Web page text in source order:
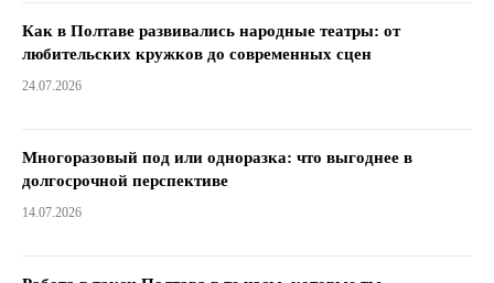
Как в Полтаве развивались народные театры: от
любительских кружков до современных сцен
24.07.2026
Многоразовый под или одноразка: что выгоднее в
долгосрочной перспективе
14.07.2026